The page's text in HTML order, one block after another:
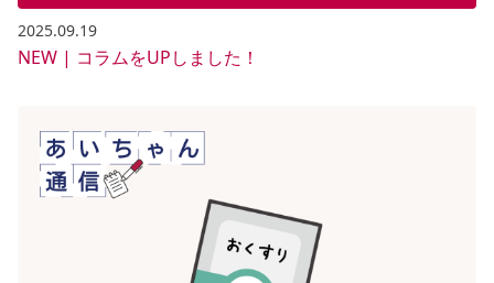
2025.09.19
NEW | コラムをUPしました！